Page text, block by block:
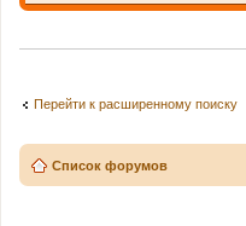
Перейти к расширенному поиску
Список форумов